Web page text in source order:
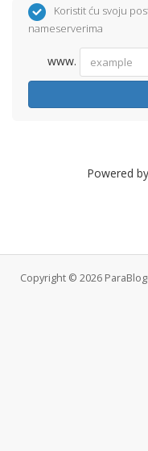
Koristit ću svoju
nameserverima
www.
Powered by
Copyright © 2026